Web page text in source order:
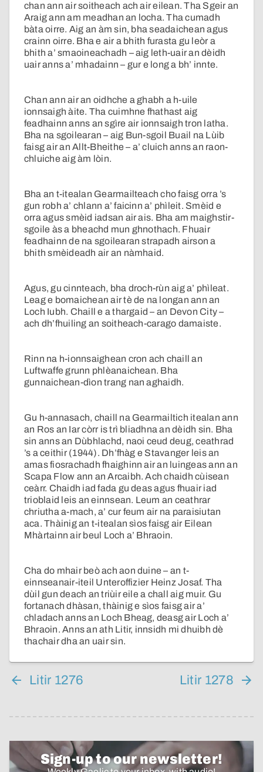
chan ann air soitheach ach air eilean. Tha Sgeir an
Araig ann am meadhan an locha. Tha cumadh
bàta oirre. Aig an àm sin, bha seadaichean agus
crainn oirre. Bha e air a bhith furasta gu leòr a
bhith a’ smaoineachadh – aig leth-uair an dèidh
uair anns a’ mhadainn – gur e long a bh’ innte.
Chan ann air an oidhche a ghabh a h-uile
ionnsaigh àite. Tha cuimhne fhathast aig
feadhainn anns an sgìre air ionnsaigh tron latha.
Bha na sgoilearan – aig Bun-sgoil Buail na Lùib
faisg air an Allt-Bheithe – a’ cluich anns an raon-
chluiche aig àm lòin.
Bha an t-itealan Gearmailteach cho faisg orra ’s
gun robh a’ chlann a’ faicinn a’ phìleit. Smèid e
orra agus smèid iadsan air ais. Bha am maighstir-
sgoile às a bheachd mun ghnothach. Fhuair
feadhainn de na sgoilearan strapadh airson a
bhith smèideadh air an nàmhaid.
Agus, gu cinnteach, bha droch-rùn aig a’ phìleat.
Leag e bomaichean air tè de na longan ann an
Loch Iubh. Chaill e a thargaid – an Devon City –
ach dh’fhuiling an soitheach-carago damaiste.
Rinn na h-ionnsaighean cron ach chaill an
Luftwaffe grunn phlèanaichean. Bha
gunnaichean-dìon trang nan aghaidh.
Gu h-annasach, chaill na Gearmailtich itealan ann
an Ros an Iar còrr is trì bliadhna an dèidh sin. Bha
sin anns an Dùbhlachd, naoi ceud deug, ceathrad
’s a ceithir (1944). Dh’fhàg e Stavanger leis an
amas fiosrachadh fhaighinn air an luingeas ann an
Scapa Flow ann an Arcaibh. Ach chaidh cùisean
ceàrr. Chaidh iad fada gu deas agus fhuair iad
trioblaid leis an einnsean. Leum an ceathrar
chriutha a-mach, a’ cur feum air na paraisiutan
aca. Thàinig an t-itealan sìos faisg air Eilean
Mhàrtainn air beul Loch a’ Bhraoin.
Cha do mhair beò ach aon duine – an t-
einnseanair-iteil Unteroffizier Heinz Josaf. Tha
dùil gun deach an triùir eile a chall aig muir. Gu
fortanach dhàsan, thàinig e sìos faisg air a’
chladach anns an Loch Bheag, deasg air Loch a’
Bhraoin. Anns an ath Litir, innsidh mi dhuibh dè
thachair dha an uair sin.
Litir 1276 Litir 1278
Sign-up to our newsletter!